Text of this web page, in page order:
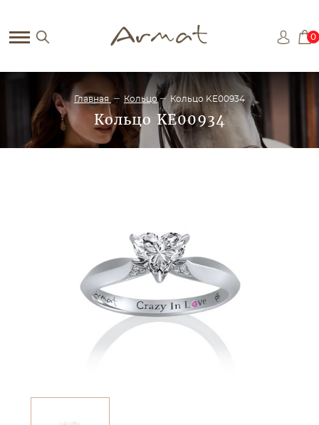
0
Главная Кольцо Кольцо KE00934
Кольцо KE00934